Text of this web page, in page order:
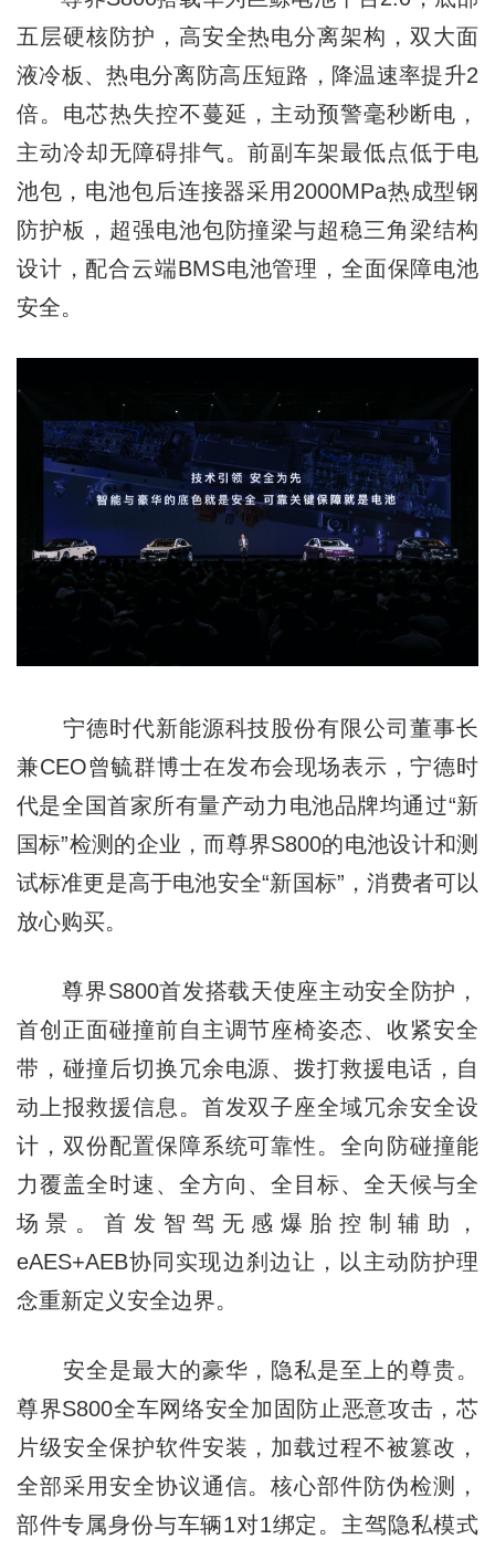
五层硬核防护，高安全热电分离架构，双大面
液冷板、热电分离防高压短路，降温速率提升2
倍。电芯热失控不蔓延，主动预警毫秒断电，
主动冷却无障碍排气。前副车架最低点低于电
池包，电池包后连接器采用2000MPa热成型钢
防护板，超强电池包防撞梁与超稳三角梁结构
设计，配合云端BMS电池管理，全面保障电池
安全。
宁德时代新能源科技股份有限公司董事长
兼CEO曾毓群博士在发布会现场表示，宁德时
代是全国首家所有量产动力电池品牌均通过“新
国标”检测的企业，而尊界S800的电池设计和测
试标准更是高于电池安全“新国标”，消费者可以
放心购买。
尊界S800首发搭载天使座主动安全防护，
首创正面碰撞前自主调节座椅姿态、收紧安全
带，碰撞后切换冗余电源、拨打救援电话，自
动上报救援信息。首发双子座全域冗余安全设
计，双份配置保障系统可靠性。全向防碰撞能
力覆盖全时速、全方向、全目标、全天候与全
场景。首发智驾无感爆胎控制辅助，
eAES+AEB协同实现边刹边让，以主动防护理
念重新定义安全边界。
安全是最大的豪华，隐私是至上的尊贵。
尊界S800全车网络安全加固防止恶意攻击，芯
片级安全保护软件安装，加载过程不被篡改，
全部采用安全协议通信。核心部件防伪检测，
部件专属身份与车辆1对1绑定。主驾隐私模式